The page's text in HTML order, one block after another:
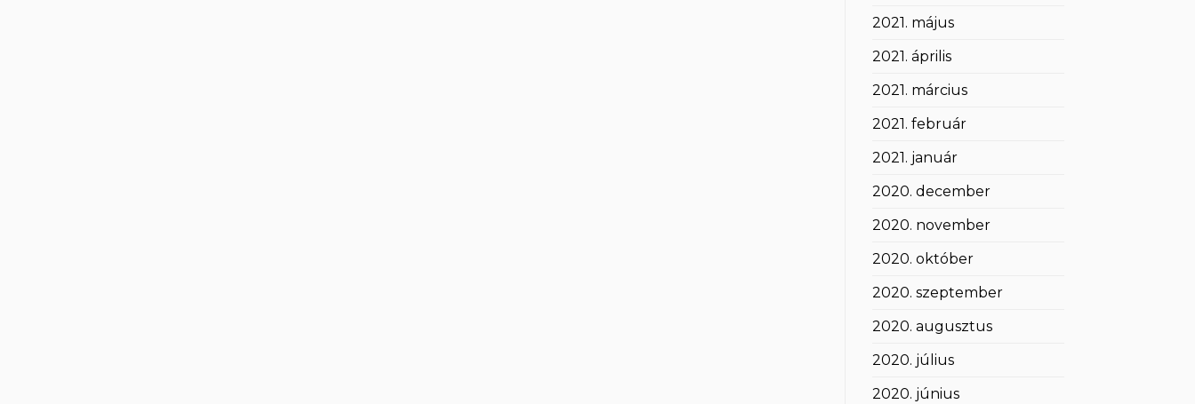
2021. május
2021. április
2021. március
2021. február
2021. január
2020. december
2020. november
2020. október
2020. szeptember
2020. augusztus
2020. július
2020. június